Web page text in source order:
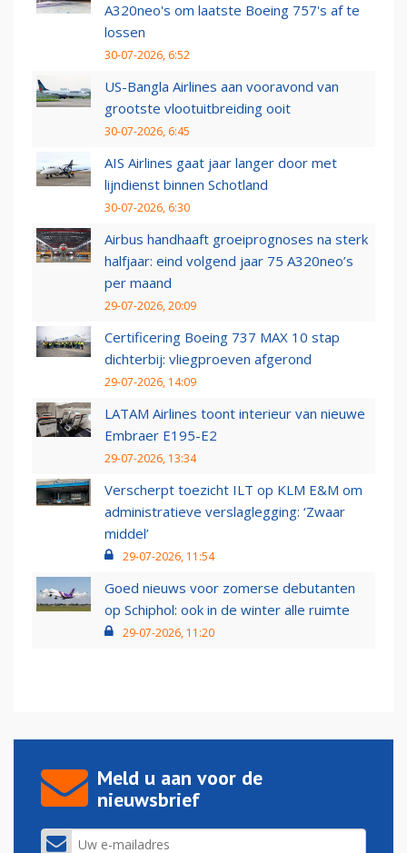
A320neo's om laatste Boeing 757's af te
lossen
30-07-2026, 6:52
US-Bangla Airlines aan vooravond van
grootste vlootuitbreiding ooit
30-07-2026, 6:45
AIS Airlines gaat jaar langer door met
lijndienst binnen Schotland
30-07-2026, 6:30
Airbus handhaaft groeiprognoses na sterk
halfjaar: eind volgend jaar 75 A320neo’s
per maand
29-07-2026, 20:09
Certificering Boeing 737 MAX 10 stap
dichterbij: vliegproeven afgerond
29-07-2026, 14:09
LATAM Airlines toont interieur van nieuwe
Embraer E195-E2
29-07-2026, 13:34
Verscherpt toezicht ILT op KLM E&M om
administratieve verslaglegging: ‘Zwaar
middel’
29-07-2026, 11:54
Goed nieuws voor zomerse debutanten
op Schiphol: ook in de winter alle ruimte
29-07-2026, 11:20
Meld u aan voor de
nieuwsbrief